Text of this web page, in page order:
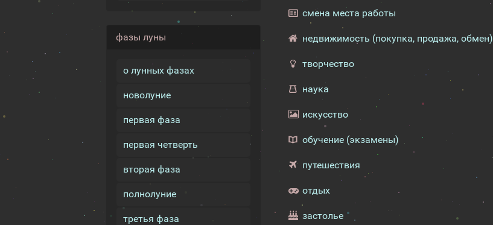
фазы луны
о лунных фазах
новолуние
первая фаза
первая четверть
вторая фаза
полнолуние
третья фаза
смена места работы
недвижимость (покупка, продажа, обмен)
творчество
наука
искусство
обучение (экзамены)
путешествия
отдых
застолье